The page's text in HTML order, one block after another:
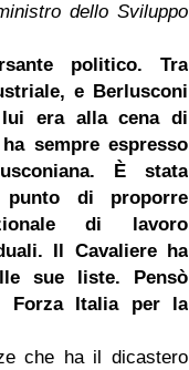
dello Sviluppo
politico. Tra
e Berlusconi
lui era alla cena di
sempre espresso
È stata
punto di proporre
di lavoro
Il Cavaliere ha
sue liste. Pensò
Italia per la
che ha il dicastero